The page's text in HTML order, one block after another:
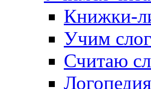
Книжки-
Учим
Считаю
Логопедия